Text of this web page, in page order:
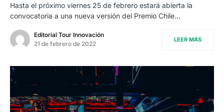
Hasta el próximo viernes 25 de febrero estará abierta la
convocatoria a una nueva versión del Premio Chile…
Editorial Tour Innovación
21 de febrero de 2022
LEER MÁS